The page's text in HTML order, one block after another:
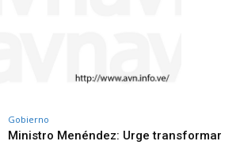
Gobierno
Ministro Menéndez: Urge transformar